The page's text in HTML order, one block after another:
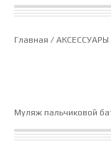
Главная / АКСЕССУАРЫ
Муляж пальчиковой